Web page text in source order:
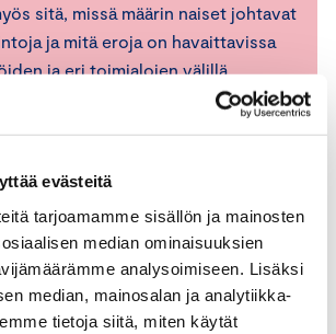
evästeitä
tarjoamamme sisällön ja mainosten
median ominaisuuksien
analysoimiseen. Lisäksi
median, mainosalan ja analytiikka-
tietoja siitä, miten käytät
sitä, missä määrin naiset johtavat
ja mitä eroja on havaittavissa
ja eri toimialojen välillä.
LUE KATSAUS